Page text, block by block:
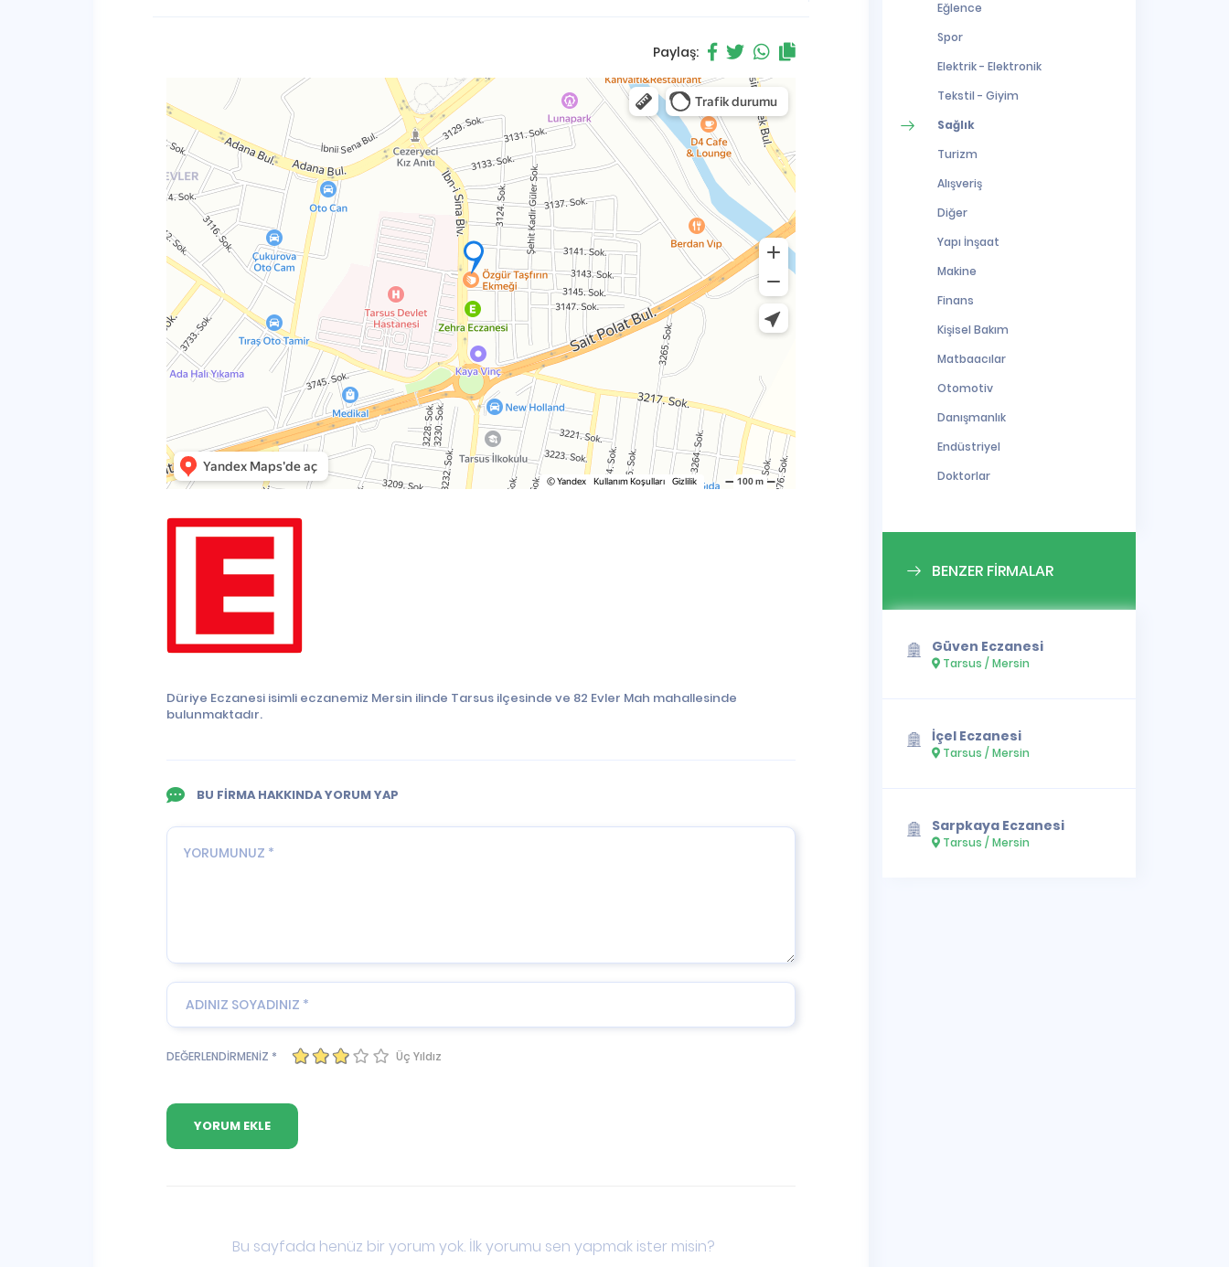
Paylaş:
Düriye Eczanesi isimli eczanemiz Mersin ilinde Tarsus ilçesinde ve 82 Evler Mah mahallesinde
bulunmaktadır.
BU FİRMA HAKKINDA YORUM YAP
DEĞERLENDİRMENİZ * Üç Yıldız
Bu sayfada henüz bir yorum yok. İlk yorumu sen yapmak ister misin?
Eğlence
Spor
Elektrik - Elektronik
Tekstil - Giyim
Sağlık
Turizm
Alışveriş
Diğer
Yapı İnşaat
Makine
Finans
Kişisel Bakım
Matbaacılar
Otomotiv
Danışmanlık
Endüstriyel
Doktorlar
BENZER FİRMALAR
Güven Eczanesi
Tarsus / Mersin
İçel Eczanesi
Tarsus / Mersin
Sarpkaya Eczanesi
Tarsus / Mersin